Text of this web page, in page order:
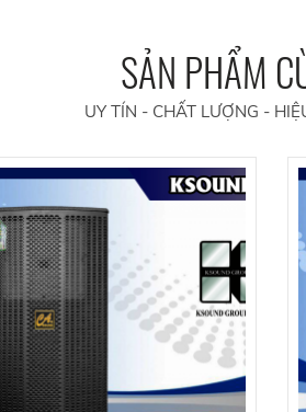
SẢN PHẨM
UY TÍN - CHẤT LƯỢNG -